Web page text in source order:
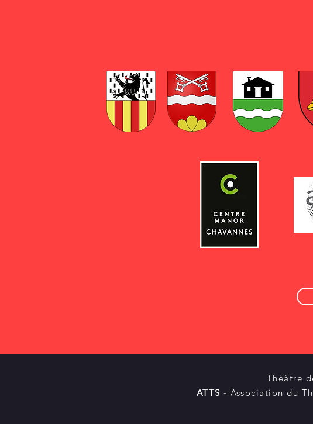
Théâtre
ATTS - Association du